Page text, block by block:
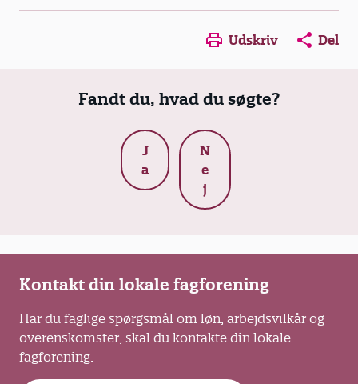
Opens in a new window
Opens in a new
Opens in
Udskriv Del
Fandt du, hvad du søgte?
J
a
N
e
j
Kontakt din lokale fagforening
Har du faglige spørgsmål om løn, arbejdsvilkår og
overenskomster, skal du kontakte din lokale
fagforening.